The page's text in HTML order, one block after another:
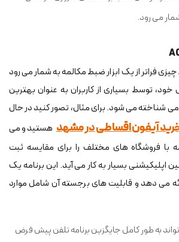
می رود.
چیزی فراتر از یک ابزار ضبط مکالمه به شمار می رود
توسط بسیاری از کاربران به عنوان بهترین
شناخته می شود. برای مثال، تصور کنید در حال
آیفون اقساطی در مشهد هستید و می
با فروشگاه های مختلف را برای مقایسه ثبت
اپلیکیشنی بسیار به کار می آید. این برنامه یک
می دهد و قابلیت های برجسته آن شامل موارد
به طور کامل جایگزین برنامه تلفن پیش فرض